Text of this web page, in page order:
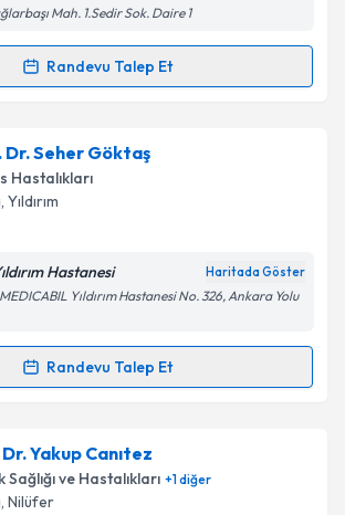
Mah. 1.Sedir Sok. Daire 1
Randevu Talep Et
Takvimi Talebi
Kılıç için randevu takvimi talebi
bu uzmandan randevu almanız için bir
e-posta ile bilgilendireceğiz.
verilerimin işlenmesine ilişkinAydınlatma
'ni okudum ve kişisel verilerimin belirtilen
işlenmesini kabul ediyorum.
Takvim Talebini Gönder
Dr. Seher Göktaş
Hastalıkları
, Yıldırım
Hastanesi Haritada Göster
Yıldırım Hastanesi No. 326, Ankara Yolu
Randevu Talep Et
Takvimi Talebi
Göktaşiçin randevu takvimi talebi
bu uzmandan randevu almanız için bir
e-posta ile bilgilendireceğiz.
Yakup Canıtez
Sağlığı ve Hastalıkları +1diğer
, Nilüfer